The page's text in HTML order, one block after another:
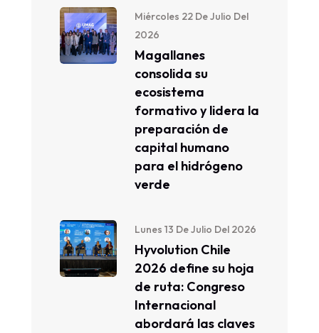
Miércoles 22 De Julio Del
2026
Magallanes
consolida su
ecosistema
formativo y lidera la
preparación de
capital humano
para el hidrógeno
verde
Lunes 13 De Julio Del 2026
Hyvolution Chile
2026 define su hoja
de ruta: Congreso
Internacional
abordará las claves